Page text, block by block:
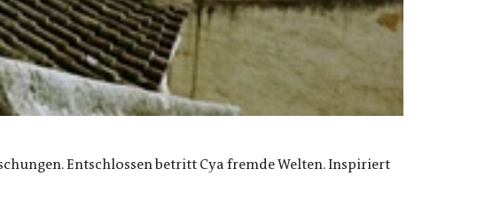
Entschlossen betritt Cya fremde Welten. Inspiriert